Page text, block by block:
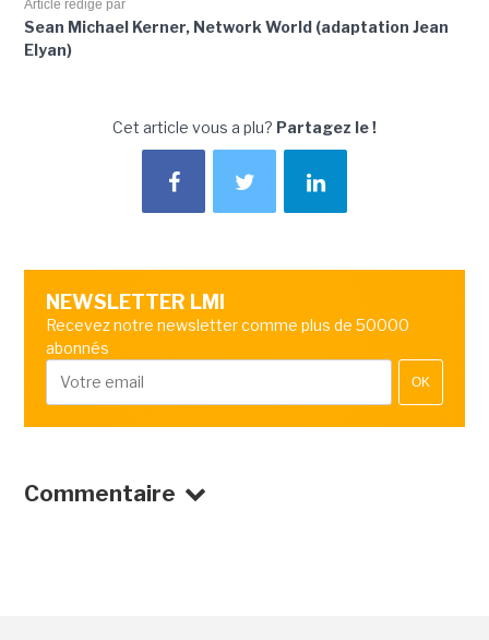
Article rédigé par
Sean Michael Kerner, Network World (adaptation Jean
Elyan)
Cet article vous a plu? Partagez le !
NEWSLETTER LMI
Recevez notre newsletter comme plus de 50000
abonnés
OK
Commentaire